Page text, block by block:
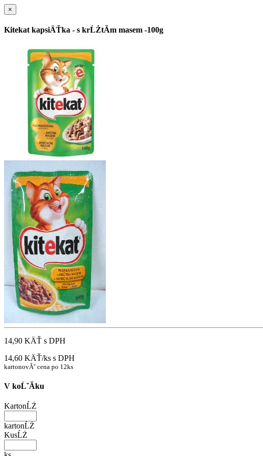
×
Kitekat kapsiÄŤka - s krĹŻtĂ­m masem -100g
14,90 KÄŤ s DPH
14,60 KÄŤ/ks s DPH
kartonovĂˇ cena po 12ks
V koĹˇĂ­ku
KartonĹŻ
kartonĹŻ
KusĹŻ